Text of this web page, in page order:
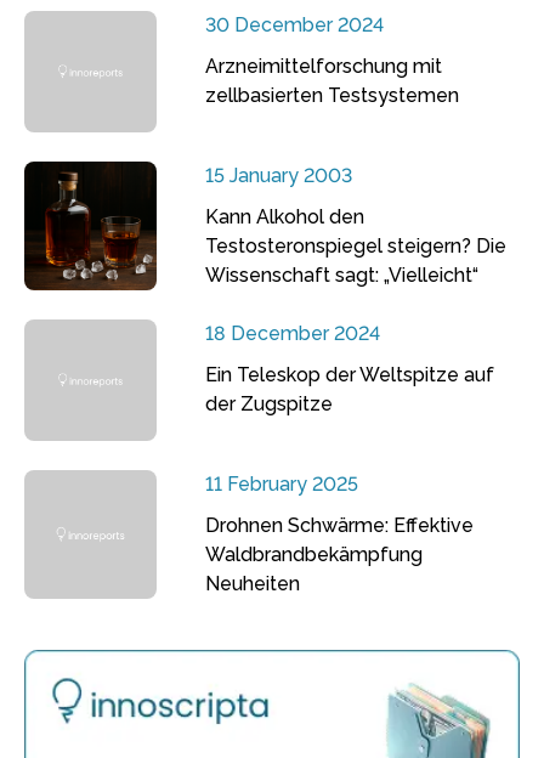
30 December 2024
Arzneimittelforschung mit
zellbasierten Testsystemen
15 January 2003
Kann Alkohol den
Testosteronspiegel steigern? Die
Wissenschaft sagt: „Vielleicht“
18 December 2024
Ein Teleskop der Weltspitze auf
der Zugspitze
11 February 2025
Drohnen Schwärme: Effektive
Waldbrandbekämpfung
Neuheiten